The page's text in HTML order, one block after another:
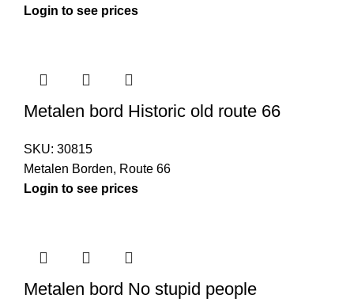
Login to see prices
Metalen bord Historic old route 66
SKU: 30815
Metalen Borden, Route 66
Login to see prices
Metalen bord No stupid people